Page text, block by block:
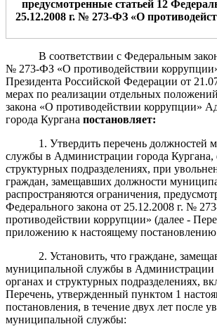
предусмотренные статьей 12
25.12.2008 г. № 273-ФЗ «О
В соответствии с Федеральным
№ 273-ФЗ «О противодействии
Президента Российской Федерации от
мерах по реализации отдельных
закона «О противодействии коррупции»
города Кургана постановляет:
1. Утвердить перечень должностей
службы в Администрации города Кургана,
структурных подразделениях, при
граждан, замещавших должности
распространяются ограничения,
Федерального закона от 25.12.2008 г. №
противодействии коррупции» (далее -
приложению к настоящему
2. Установить, что граждане,
муниципальной службы в Администрации
органах и структурных подразделениях,
Перечень, утвержденный пунктом 1
постановления, в течение двух лет после
муниципальной службы: